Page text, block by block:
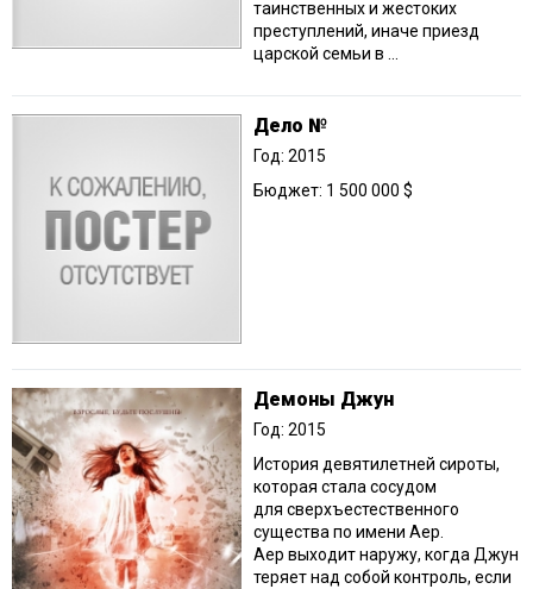
таинственных и жестоких
преступлений, иначе приезд
царской семьи в ...
Дело №
Год: 2015
Бюджет: 1 500 000 $
Демоны Джун
Год: 2015
История девятилетней сироты,
которая стала сосудом
для сверхъестественного
существа по имени Аер.
Аер выходит наружу, когда Джун
теряет над собой контроль, если